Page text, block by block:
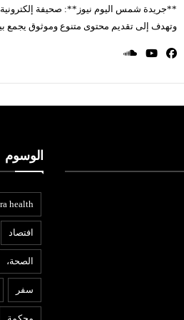
**جريدة شمس اليوم نيوز**: صحيفة إلكترونية
وتهدف إلى تقديم محتوى متنوع وموثوق يجمع
الوسوم
health
افتصاد
الصحة،
سفر